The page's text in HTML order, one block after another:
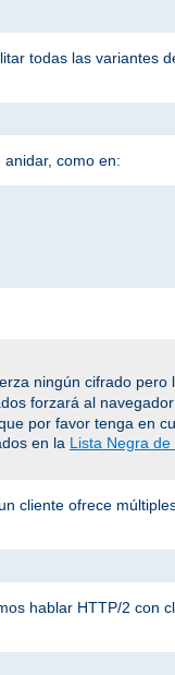
todas las variantes
como en:
ningún cifrado pero
forzará al
por favor tenga en
en la Lista Negra de
cliente ofrece
hablar HTTP/2 con